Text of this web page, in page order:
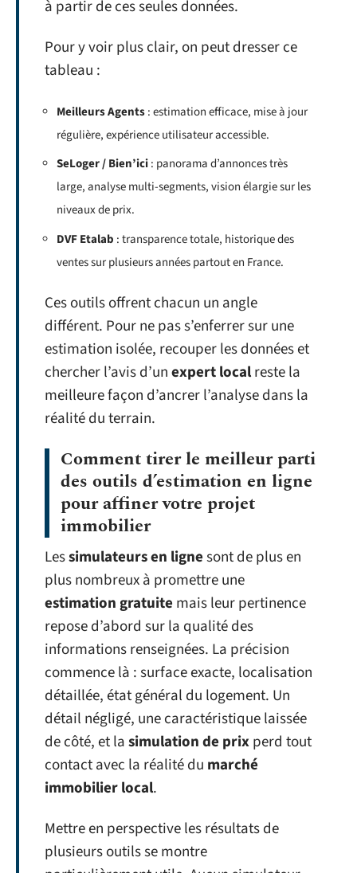
à partir de ces seules données.
Pour y voir plus clair, on peut dresser ce
tableau :
Meilleurs Agents: estimation efficace, mise à jour
régulière, expérience utilisateur accessible.
SeLoger / Bien’ici: panorama d’annonces très
large, analyse multi-segments, vision élargie sur les
niveaux de prix.
DVF Etalab : transparence totale, historique des
ventes sur plusieurs années partout en France.
Ces outils offrent chacun un angle
différent. Pour ne pas s’enferrer sur une
estimation isolée, recouper les données et
chercher l’avis d’unexpert localreste la
meilleure façon d’ancrer l’analyse dans la
réalité du terrain.
Comment tirer le meilleur parti
des outils d’estimation en ligne
pour affiner votre projet
immobilier
Lessimulateurs en lignesont de plus en
plus nombreux à promettre une
estimation gratuite mais leur pertinence
repose d’abord sur la qualité des
informations renseignées. La précision
commence là : surface exacte, localisation
détaillée, état général du logement. Un
détail négligé, une caractéristique laissée
de côté, et lasimulation de prixperd tout
contact avec la réalité du marché
immobilier local.
Mettre en perspective les résultats de
plusieurs outils se montre